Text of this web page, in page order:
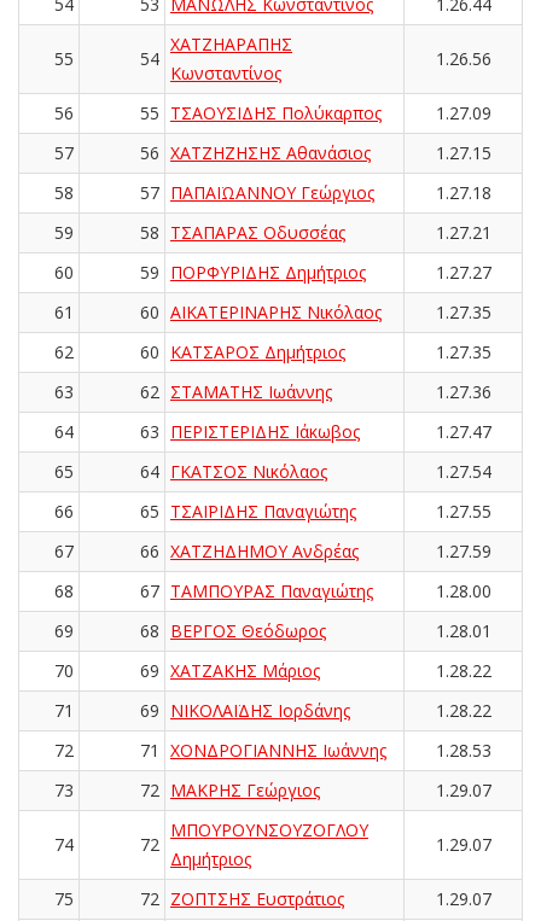
55 54
ΧΑΤΖΗΑΡΑΠΗΣ
Κωνσταντίνος
1.26.56
56 55 ΤΣΑΟΥΣΙΔΗΣ Πολύκαρπος
1.27.09
57
56 ΧΑΤΖΗΖΗΣΗΣ Αθανάσιος
1.27.15
58
57 ΠΑΠΑΪΩΑΝΝΟΥ Γεώργιος
1.27.18
59
58 ΤΣΑΠΑΡΑΣ Οδυσσέας
1.27.21
60
59 ΠΟΡΦΥΡΙΔΗΣ Δημήτριος
1.27.27
61
60 ΑΙΚΑΤΕΡΙΝΑΡΗΣ Νικόλαος
1.27.35
62
60 ΚΑΤΣΑΡΟΣ Δημήτριος
1.27.35
63
62 ΣΤΑΜΑΤΗΣ Ιωάννης
1.27.36
64
63 ΠΕΡΙΣΤΕΡΙΔΗΣ Ιάκωβος
1.27.47
65
64 ΓΚΑΤΣΟΣ Νικόλαος
1.27.54
66
65 ΤΣΑΪΡΙΔΗΣ Παναγιώτης
1.27.55
67
66 ΧΑΤΖΗΔΗΜΟΥ Ανδρέας
1.27.59
68
67 ΤΑΜΠΟΥΡΑΣ Παναγιώτης
1.28.00
69
68 ΒΕΡΓΟΣ Θεόδωρος
1.28.01
70
69 ΧΑΤΖΑΚΗΣ Μάριος
1.28.22
71
69 ΝΙΚΟΛΑΪΔΗΣ Ιορδάνης
1.28.22
72
71 ΧΟΝΔΡΟΓΙΑΝΝΗΣ Ιωάννης
1.28.53
73
72 ΜΑΚΡΗΣ Γεώργιος 1.29.07
74 72
ΜΠΟΥΡΟΥΝΣΟΥΖΟΓΛΟΥ
Δημήτριος
1.29.07
75 72 ΖΟΠΤΣΗΣ Ευστράτιος
1.29.07